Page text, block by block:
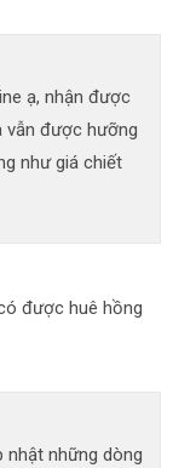
ạ, nhận được
vẫn được hưỡng
như giá chiết
được huê hồng
nhật những dòng